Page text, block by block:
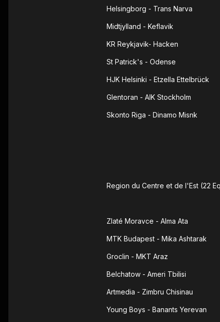
Helsingborg - Trans Narva
Midtjylland - Keflavik
KR Reykjavik- Hacken
St Patrick's - Odense
HJK Helsinki - Etzella Ettelbrück
Glentoran - AIK Stockholm
Skonto Riga - Dinamo Misnk
Region du Centre et de l'Est (22
Zlaté Moravce - Alma Ata
MTK Budapest - Mika Ashtarak
Groclin - MKT Araz
Belchatow - Ameri Tbilisi
Artmedia - Zimbru Chisinau
Young Boys - Banants Yerevan